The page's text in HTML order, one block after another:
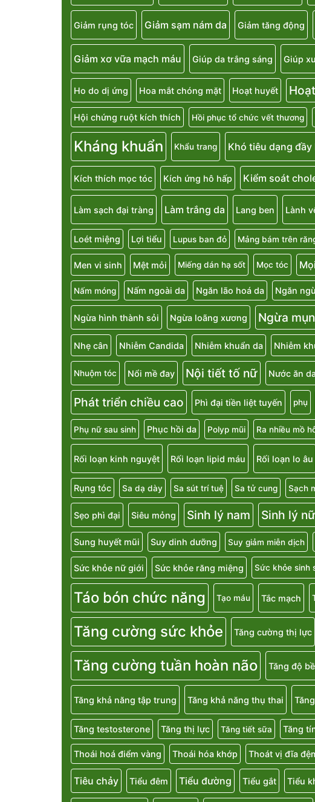
Giảm rụng tóc Giảm sạm nám da Giảm tăng động
Giảm xơ vữa mạch máu Giúp da trắng sáng Giúp
Ho do dị ứng Hoa mắt chóng mặt Hoạt huyết
Hội chứng ruột kích thích Hồi phục tổ chức vết thương
Kháng khuẩn Khẩu trang Khó tiêu dạng đầy
Kích thích mọc tóc Kích ứng hô hấp Kiểm soát
Làm sạch đại tràng Làm trắng da Lang ben Lành
Loét miệng Lợi tiểu Lupus ban đỏ Mảng bám trên
Men vi sinh Mệt mỏi Miếng dán hạ sốt Mọc tóc
Nấm móng Nấm ngoài da Ngăn lão hoá da Ngăn
Ngừa hình thành sỏi Ngừa loãng xương Ngừa mụn
Nhẹ cân Nhiễm Candida Nhiễm khuẩn da Nhiễm
Nhuộm tóc Nổi mề đay Nội tiết tố nữ Nước ăn
Phát triển chiều cao Phì đại tiền liệt tuyến phụ
Phụ nữ sau sinh Phục hồi da Polyp mũi Ra nhiều mồ
Rối loạn kinh nguyệt Rối loạn lipid máu Rối loạn lo âu
Rụng tóc Sa dạ dày Sa sút trí tuệ Sa tử cung Sạch
Sẹo phì đại Siêu mỏng Sinh lý nam Sinh lý nữ
Sung huyết mũi Suy dinh dưỡng Suy giảm miễn dịch
Sức khỏe nữ giới Sức khỏe răng miệng Sức khỏe sinh
Táo bón chức năng Tạo máu Tắc mạch
Tăng cường sức khỏe Tăng cường thị lực
Tăng cường tuần hoàn não Tăng độ
Tăng khả năng tập trung Tăng khả năng thụ thai
Tăng testosterone Tăng thị lực Tăng tiết sữa Tăng
Thoái hoá điểm vàng Thoái hóa khớp Thoát vị đĩa
Tiêu chảy Tiểu đêm Tiểu đường Tiểu gắt Tiểu